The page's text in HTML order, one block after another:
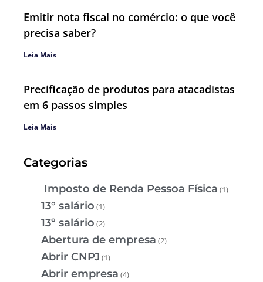
Emitir nota fiscal no comércio: o que você
precisa saber?
Leia Mais
Precificação de produtos para atacadistas
em 6 passos simples
Leia Mais
Categorias
Imposto de Renda Pessoa Física (1)
13° salário (1)
13º salário (2)
Abertura de empresa (2)
Abrir CNPJ (1)
Abrir empresa (4)